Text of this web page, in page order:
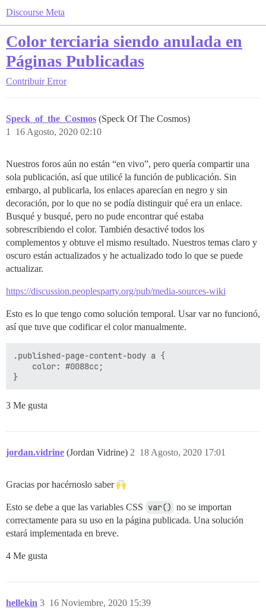
Discourse Meta
Color terciaria siendo anulada en
Páginas Publicadas
Contribuir Error
Speck_of_the_Cosmos (Speck Of The Cosmos)
16 Agosto, 2020 02:10
1
Nuestros foros aún no están “en vivo”, pero quería compartir una
sola publicación, así que utilicé la función de publicación. Sin
embargo, al publicarla, los enlaces aparecían en negro y sin
decoración, por lo que no se podía distinguir qué era un enlace.
Busqué y busqué, pero no pude encontrar qué estaba
sobrescribiendo el color. También desactivé todos los
complementos y obtuve el mismo resultado. Nuestros temas claro y
oscuro están actualizados y he actualizado todo lo que se puede
actualizar.
https://discussion.peoplesparty.org/pub/media-sources-wiki
Esto es lo que tengo como solución temporal. Usar var no funcionó,
así que tuve que codificar el color manualmente.
.published-page-content-body a {
    color: #0088cc;
3 Me gusta
jordan.vidrine (Jordan Vidrine) 18 Agosto, 2020 17:01
2
Gracias por hacérnoslo saber
Esto se debe a que las variables CSS var() no se importan
correctamente para su uso en la página publicada. Una solución
estará implementada en breve.
4 Me gusta
hellekin 16 Noviembre, 2020 15:39
3